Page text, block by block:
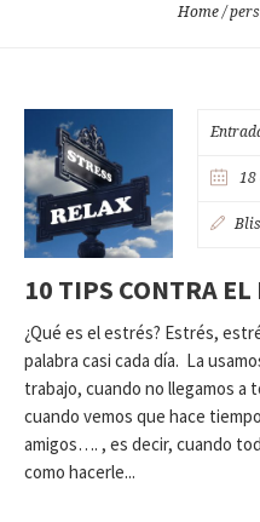
Home /
18
10 TIPS CONTRA EL
¿Qué es el estrés? Estrés,
palabra casi cada día. La
trabajo, cuando no llegamos a
cuando vemos que hace
amigos…. , es decir, cuando
como hacerle...